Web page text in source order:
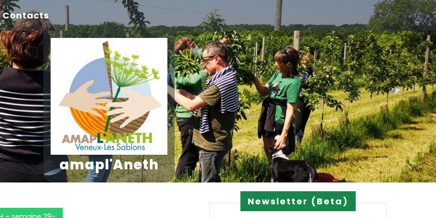
Contacts
amapl'Aneth
Newsletter (Beta)